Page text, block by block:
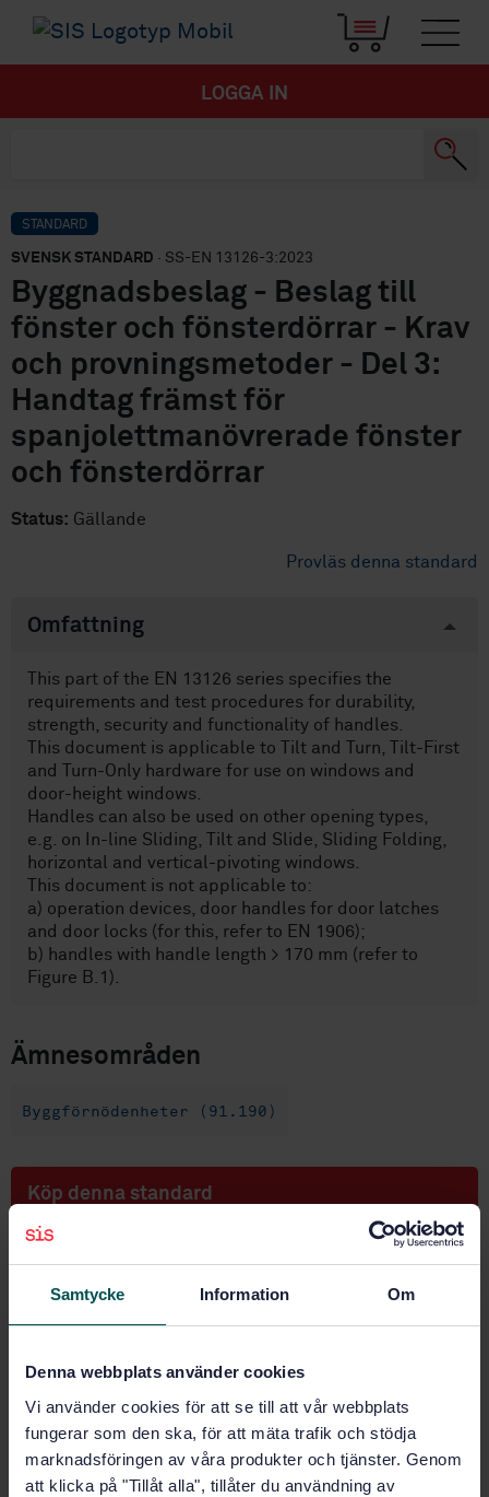
Samtycke Information Om
Denna webbplats använder cookies
Vi använder cookies för att se till att vår webbplats
fungerar som den ska, för att mäta trafik och stödja
marknadsföringen av våra produkter och tjänster. Genom
att klicka på "Tillåt alla", tillåter du användning av
LOGGA IN
STANDARD
SVENSK STANDARD · SS-EN 13126-3:2023
Byggnadsbeslag - Beslag till
fönster och fönsterdörrar - Krav
och provningsmetoder - Del 3:
Handtag främst för
spanjolettmanövrerade fönster
och fönsterdörrar
Status: Gällande
Provläs denna standard
Omfattning
This part of the EN 13126 series specifies the
requirements and test procedures for durability,
strength, security and functionality of handles.
This document is applicable to Tilt and Turn, Tilt-First
and Turn-Only hardware for use on windows and
door-height windows.
Handles can also be used on other opening types,
e.g. on In-line Sliding, Tilt and Slide, Sliding Folding,
horizontal and vertical-pivoting windows.
This document is not applicable to:
a) operation devices, door handles for door latches
and door locks (for this, refer to EN 1906);
b) handles with handle length > 170 mm (refer to
Figure B.1).
Ämnesområden
Byggförnödenheter (91.190)
Köp denna standard
Byggnadsbeslag - Beslag till fönster och
fönsterdörrar - Krav och provningsmetoder - Del 3:
och fönsterdörrar
Prenumerera på standarden - Läs mer
Pris: